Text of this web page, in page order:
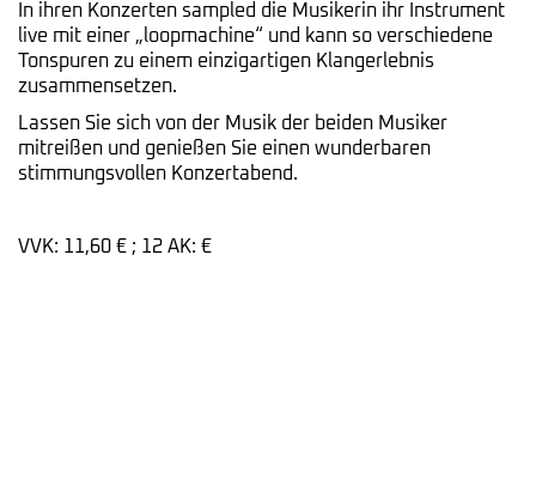
In ihren Konzerten sampled die Musikerin ihr Instrument
live mit einer „loopmachine“ und kann so verschiedene
Tonspuren zu einem einzigartigen Klangerlebnis
zusammensetzen.
Lassen Sie sich von der Musik der beiden Musiker
mitreißen und genießen Sie einen wunderbaren
stimmungsvollen Konzertabend.
VVK: 11,60 € ; 12 AK: €